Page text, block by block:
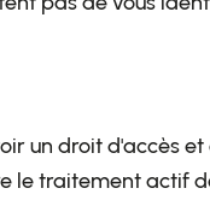
un droit d'accès
le traitement actif